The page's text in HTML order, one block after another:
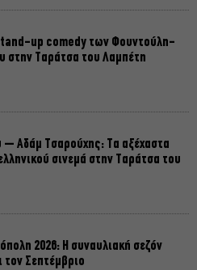
up comedy των Φουντούλη-
στην Ταράτσα του Λαμπέτη
– Αδάμ Τσαρούχης: Τα αξέχαστα
σινεμά στην Ταράτσα του
2026: Η συναυλιακή σεζόν
Σεπτέμβριο